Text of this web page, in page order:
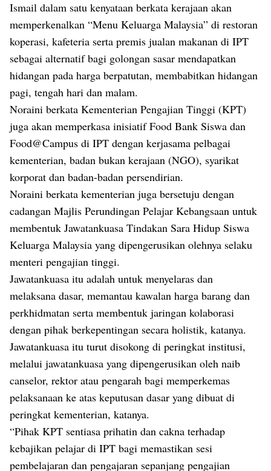
Ismail dalam satu kenyataan berkata kerajaan akan
memperkenalkan “Menu Keluarga Malaysia” di restoran
koperasi, kafeteria serta premis jualan makanan di IPT
sebagai alternatif bagi golongan sasar mendapatkan
hidangan pada harga berpatutan, membabitkan hidangan
pagi, tengah hari dan malam.
Noraini berkata Kementerian Pengajian Tinggi (KPT)
juga akan memperkasa inisiatif Food Bank Siswa dan
Food@Campus di IPT dengan kerjasama pelbagai
kementerian, badan bukan kerajaan (NGO), syarikat
korporat dan badan-badan persendirian.
Noraini berkata kementerian juga bersetuju dengan
cadangan Majlis Perundingan Pelajar Kebangsaan untuk
membentuk Jawatankuasa Tindakan Sara Hidup Siswa
Keluarga Malaysia yang dipengerusikan olehnya selaku
menteri pengajian tinggi.
Jawatankuasa itu adalah untuk menyelaras dan
melaksana dasar, memantau kawalan harga barang dan
perkhidmatan serta membentuk jaringan kolaborasi
dengan pihak berkepentingan secara holistik, katanya.
Jawatankuasa itu turut disokong di peringkat institusi,
melalui jawatankuasa yang dipengerusikan oleh naib
canselor, rektor atau pengarah bagi memperkemas
pelaksanaan ke atas keputusan dasar yang dibuat di
peringkat kementerian, katanya.
“Pihak KPT sentiasa prihatin dan cakna terhadap
kebajikan pelajar di IPT bagi memastikan sesi
pembelajaran dan pengajaran sepanjang pengajian